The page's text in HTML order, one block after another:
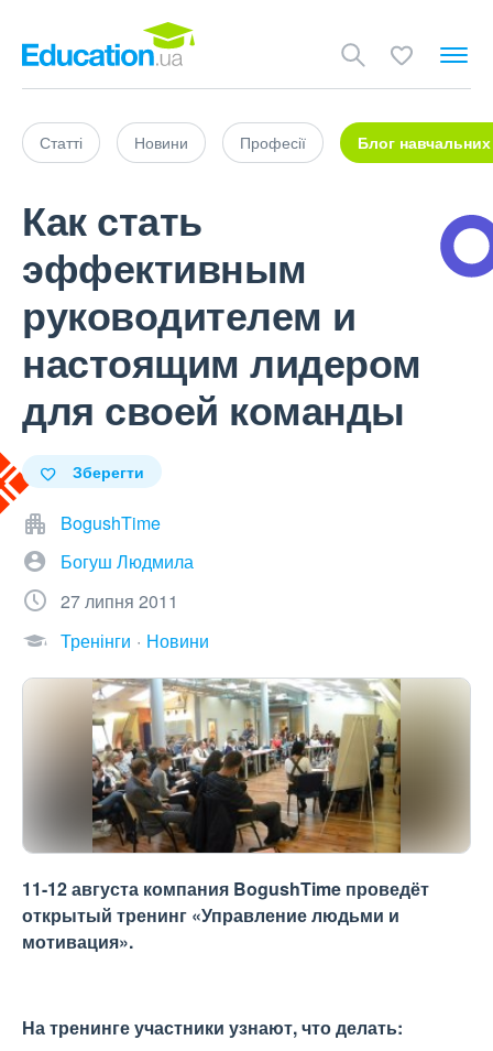
Статті Новини Професії Блог навчальних
Как стать
эффективным
руководителем и
настоящим лидером
для своей команды
Зберегти
BogushTime
Богуш Людмила
27 липня 2011
Тренінги
Новини
11-12 августа компания BogushTime проведёт
открытый тренинг «Управление людьми и
мотивация».
На тренинге участники узнают, что делать: